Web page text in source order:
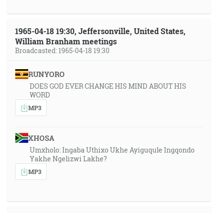
1965-04-18 19:30, Jeffersonville, United States,
William Branham meetings
Broadcasted: 1965-04-18 19:30
RUNYORO
DOES GOD EVER CHANGE HIS MIND ABOUT HIS
WORD
MP3
XHOSA
Umxholo: Ingaba Uthixo Ukhe Ayiguqule Ingqondo
Yakhe Ngelizwi Lakhe?
MP3